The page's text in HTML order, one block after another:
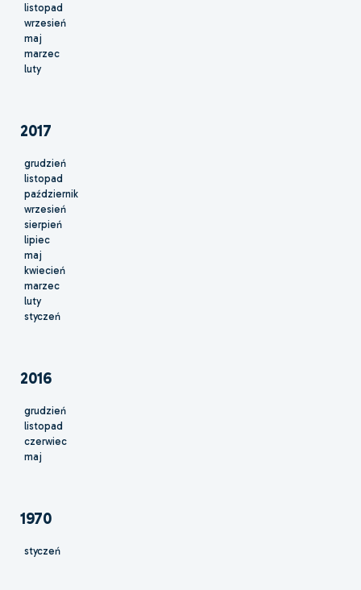
listopad
wrzesień
maj
marzec
luty
2017
grudzień
listopad
październik
wrzesień
sierpień
lipiec
maj
kwiecień
marzec
luty
styczeń
2016
grudzień
listopad
czerwiec
maj
1970
styczeń